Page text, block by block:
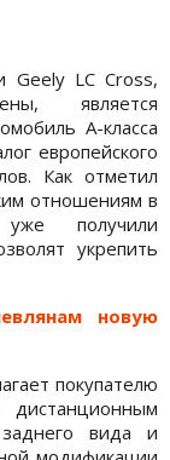
Geely LC Cross,
является
А-класса
европейского
Как отметил
отношениям в
получили
укрепить
новую
покупателю
заднего вида и